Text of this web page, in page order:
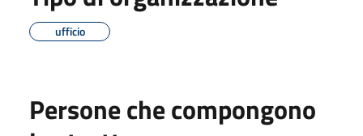
ufficio
Persone che compongono